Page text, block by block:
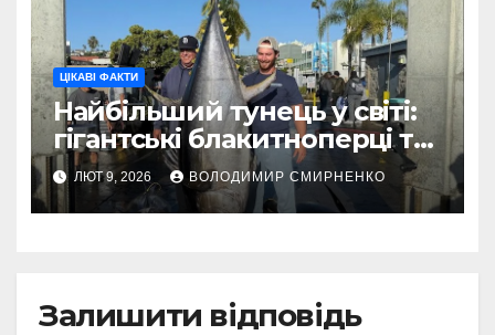
ЦІКАВІ ФАКТИ
Найбільший тунець у світі:
гігантські блакитноперці та
легендарні рекорди
ЛЮТ 9, 2026 ВОЛОДИМИР СМИРНЕНКО
Залишити відповідь